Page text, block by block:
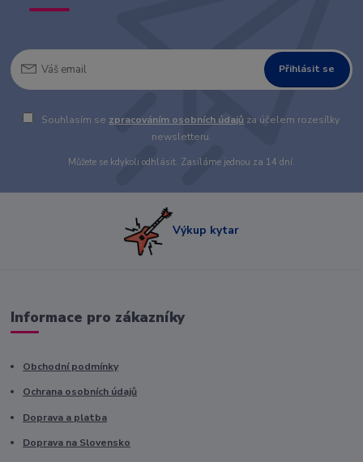
Přihlásit se
Souhlasím se zpracováním osobních údajů za účelem rozesílky
newsletteru.
Můžete se kdykoli odhlásit. Zasíláme jednou za 14 dní.
Výkup kytar
Informace pro zákazníky
Obchodní podmínky
Ochrana osobních údajů
Doprava a platba
Doprava na Slovensko